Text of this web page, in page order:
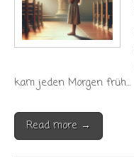
kam jeden Morgen früh…
Read more →